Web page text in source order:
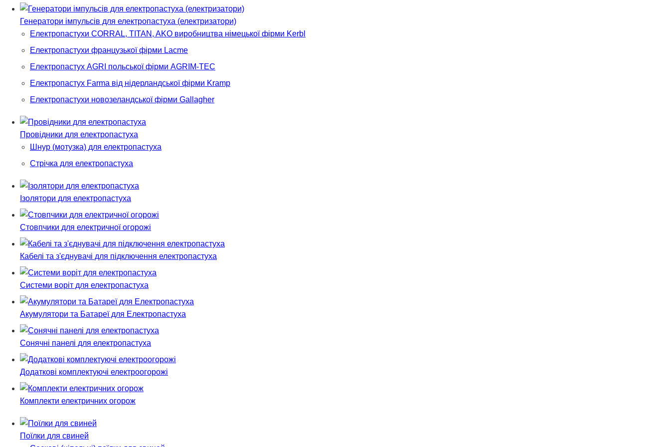
Генератори імпульсів для електропастуха (електризатори)
Електропастухи CORRAL, TITAN, AKO виробництва німецької фірми Kerbl
Електропастухи французької фірми Lacme
Електропастух AGRI польської фірми AGRIM-TEC
Електропастух Farma від нідерландської фірми Kramp
Електропастухи новозеландської фірми Gallagher
Провідники для електропастуха
Шнур (мотузка) для електропастуха
Стрічка для електропастуха
Ізолятори для електропастуха
Стовпчики для електричної огорожі
Кабелі та з'єднувачі для підключення електропастуха
Системи воріт для електропастуха
Акумулятори та Батареї для Електропастуха
Сонячні панелі для електропастуха
Додаткові комплектуючі електроогорожі
Комплекти електричних огорож
Поїлки для свиней